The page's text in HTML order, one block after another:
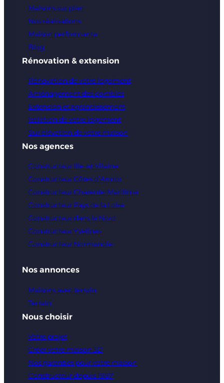
Maisons sur plan
Nos réalisations
Maison performante
Blog
Rénovation & extension
Rénovation de votre logement
Aménagement des combles
Extension et agrandissement
Isolation de votre logement
Sur élévation de votre maison
Nos agences
Constructeur Ille-et-Vilaine
Constructeur Côtes d’Armor
Constructeur Charente-Maritime
Constructeur Pays de la Loire
Constructeur dans le Nord
Constructeur Yvelines
Constructeur Normandie
Nos annonces
Maisons avec terrain
Terrain
Nous choisir
Votre projet
Créer votre maison 3D
Nos garanties pour votre maison
Constructeur depuis 1987